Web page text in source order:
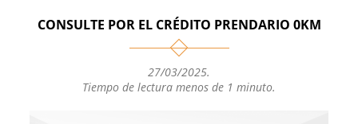
CONSULTE POR EL CRÉDITO PRENDARIO 0KM
27/03/2025.
Tiempo de lectura menos de 1 minuto.